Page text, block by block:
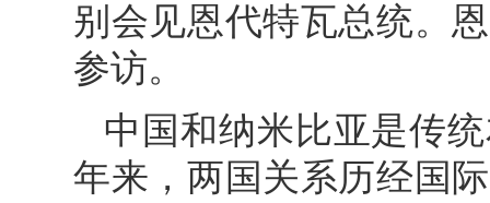
别会见恩代特瓦总统。
参访。
中国和纳米比亚是传
年来，两国关系历经国